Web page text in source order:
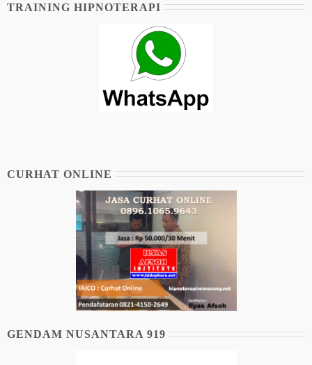
TRAINING HIPNOTERAPI
CURHAT ONLINE
GENDAM NUSANTARA 919